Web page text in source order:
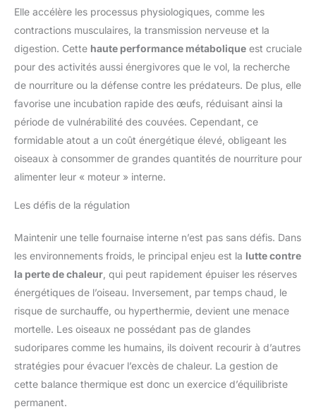
Elle accélère les processus physiologiques, comme les
contractions musculaires, la transmission nerveuse et la
digestion. Cette haute performance métabolique est cruciale
pour des activités aussi énergivores que le vol, la recherche
de nourriture ou la défense contre les prédateurs. De plus, elle
favorise une incubation rapide des œufs, réduisant ainsi la
période de vulnérabilité des couvées. Cependant, ce
formidable atout a un coût énergétique élevé, obligeant les
oiseaux à consommer de grandes quantités de nourriture pour
alimenter leur « moteur » interne.
Les défis de la régulation
Maintenir une telle fournaise interne n’est pas sans défis. Dans
les environnements froids, le principal enjeu est la lutte contre
la perte de chaleur , qui peut rapidement épuiser les réserves
énergétiques de l’oiseau. Inversement, par temps chaud, le
risque de surchauffe, ou hyperthermie, devient une menace
mortelle. Les oiseaux ne possédant pas de glandes
sudoripares comme les humains, ils doivent recourir à d’autres
stratégies pour évacuer l’excès de chaleur. La gestion de
cette balance thermique est donc un exercice d’équilibriste
permanent.